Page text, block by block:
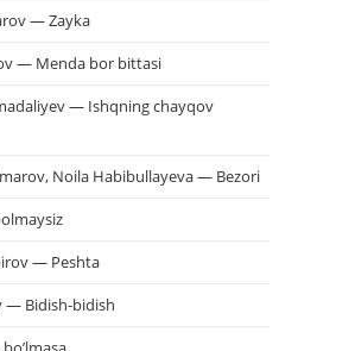
— Zayka
— Menda bor bittasi
— Ishqning chayqov
Noila Habibullayeva — Bezori
— Peshta
— Bidish-bidish